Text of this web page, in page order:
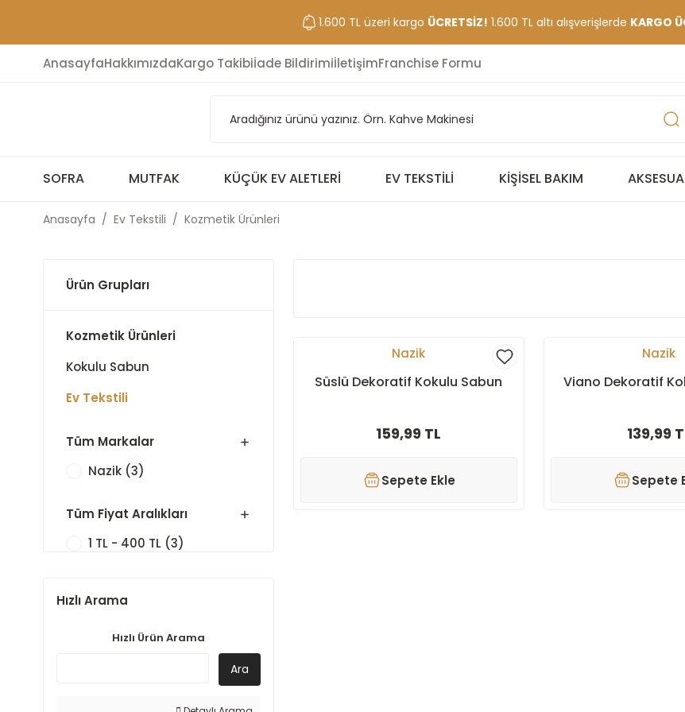
1.600 TL üzeri kargo ÜCRETSİZ! 1.600 TL altı alışverişlerde KARGO
AnasayfaHakkımızdaKargo Takibiİade BildirimiİletişimFranchise Formu
SOFRA MUTFAK KÜÇÜK EV ALETLERI EV TEKSTILI KIŞISEL BAKIM
Anasayfa Ev Tekstili Kozmetik Ürünleri
Ürün Grupları
Kozmetik Ürünleri
Kokulu Sabun
Ev Tekstili
Tüm Markalar
Nazik (3)
Tüm Fiyat Aralıkları
1 TL - 400 TL (3)
Hızlı Arama
Hızlı Ürün Arama
Ara
Nazik
Süslü Dekoratif Kokulu Sabun
159,99 TL
Sepete Ekle
Nazik
Viano Dekoratif
139,99
Sepete